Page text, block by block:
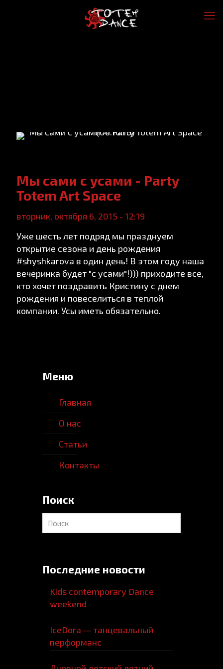
Мы сами с усами - Party
Totem Art Space
вторник, октября 6, 2015 - 12:19
Уже шесть лет подряд мы празднуем
открытие сезона и день рождения
‪#‎shyshkarova‬ в один день! В этом году наша
вечеринка будет "с усами"!))) приходите все,
кто хочет поздравить Кристину с днем
рождения и повеселиться в теплой
компании. Усы иметь обязательно.
Меню
Главная
О нас
Статьи
Контакты
Поиск
Последние новости
Kids contemporary Dance
weekend
IceDora — танцевальный
перформанс